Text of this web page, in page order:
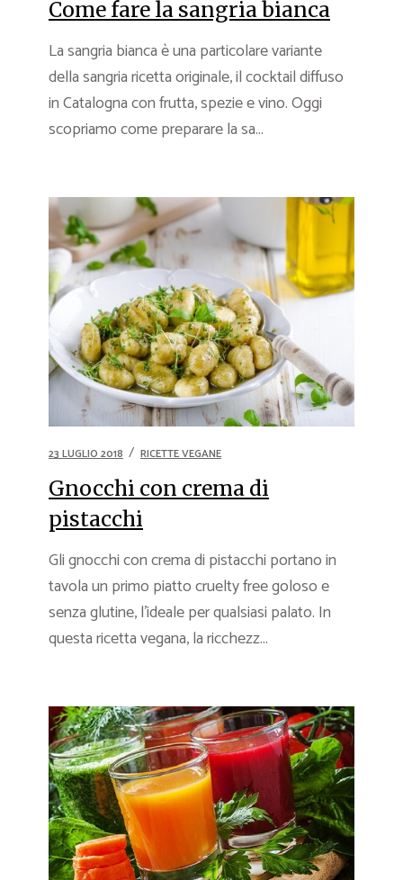
Come fare la sangria bianca
La sangria bianca è una particolare variante
della sangria ricetta originale, il cocktail diffuso
in Catalogna con frutta, spezie e vino. Oggi
scopriamo come preparare la sa...
23 LUGLIO 2018 RICETTE VEGANE
Gnocchi con crema di
pistacchi
Gli gnocchi con crema di pistacchi portano in
tavola un primo piatto cruelty free goloso e
senza glutine, l’ideale per qualsiasi palato. In
questa ricetta vegana, la ricchezz...